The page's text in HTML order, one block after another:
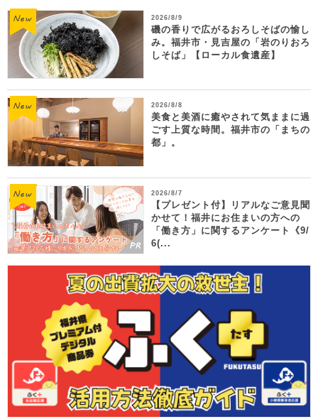
2026/8/9
磯の香りで広がるおろしそばの愉し
み。福井市・見吉屋の「岩のりおろ
しそば」【ローカル食遺産】
2026/8/8
美食と美酒に癒やされて気ままに過
ごす上質な時間。福井市の「まちの
都」。
2026/8/7
【プレゼント付】リアルなご意見聞
かせて！福井にお住まいの方への
「働き方」に関するアンケート《9/
6(...